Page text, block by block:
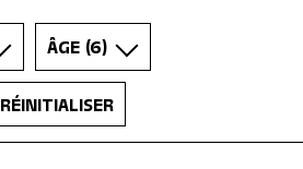
ÂGE (6)
RÉINITIALISER